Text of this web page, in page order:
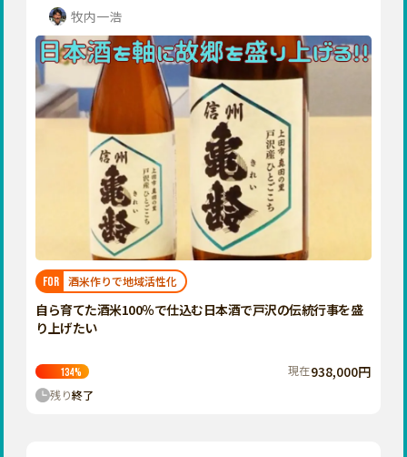
宮城
山形
関東
千葉
神奈川
新潟 富山
長野
岐阜 静岡 愛知
近畿
三重 滋賀 京都 大阪
奈良
和歌山
島根 岡山 広島 山口
香川 愛媛 高知
福岡 佐賀 長崎
宮崎
鹿児島 沖縄
牧内一浩
FOR 酒米作りで地域活性化
自ら育てた酒米100％で仕込む日本酒で戸沢の伝統行事を盛
り上げたい
134% 現在938,000円
残り終了